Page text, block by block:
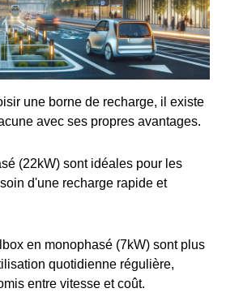
une borne de recharge, il existe
avec ses propres avantages.
(22kW) sont idéales pour les
d'une recharge rapide et
en monophasé (7kW) sont plus
quotidienne régulière,
entre vitesse et coût.